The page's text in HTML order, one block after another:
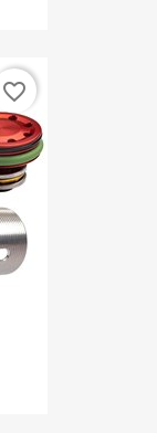
favorite_border